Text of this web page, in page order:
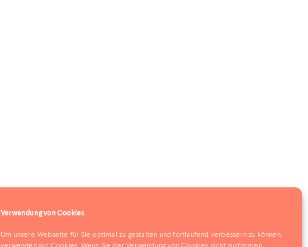
Verwendung von Cookies.
Um unsere Webseite für Sie optimal zu gestalten und fortlaufend verbessern zu können,